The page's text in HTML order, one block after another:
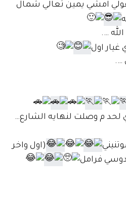
امشي يمين تعالي شمال
….
غيار اول
….
لحد م وصلت لنهايه الشارع…
(اول واخر
فرامل